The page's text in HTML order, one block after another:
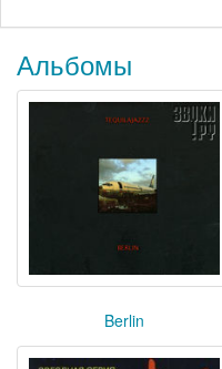
Альбомы
Berlin